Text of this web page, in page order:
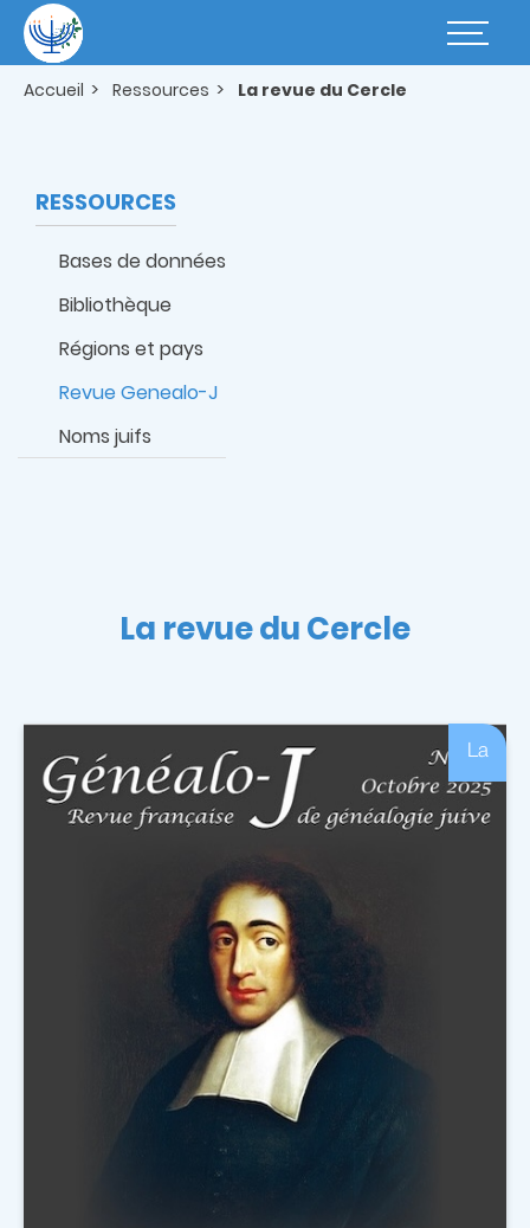
contenu
principal
Basculer
Accueil Ressources La revue du Cercle
RESSOURCES
Bases de données
Bibliothèque
Régions et pays
Revue Genealo-J
Noms juifs
La revue du Cercle
La